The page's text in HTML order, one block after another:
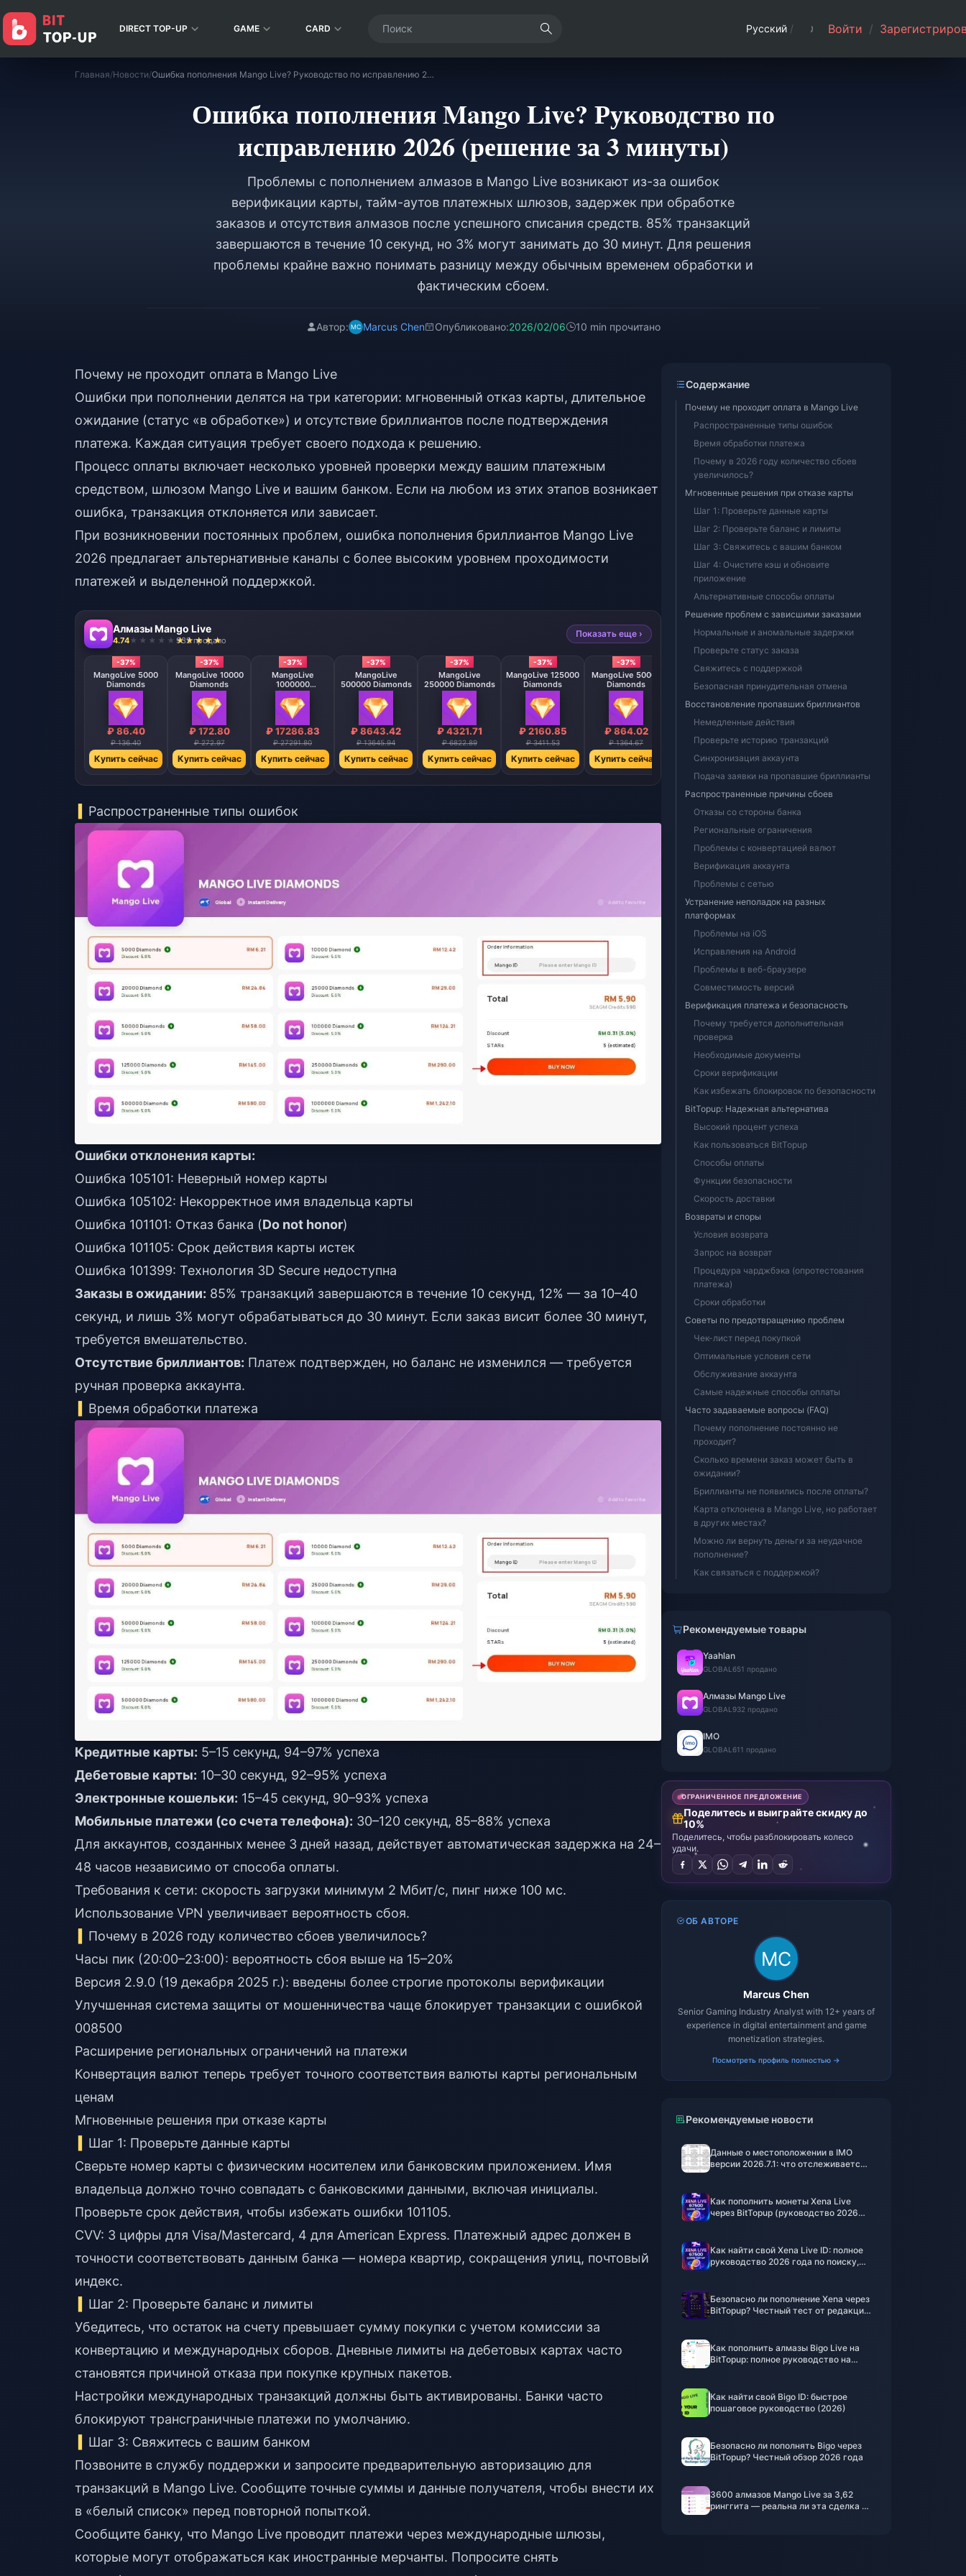
DIRECT TOP-UP GAME CARD Русский / Войти /
Главная/Новости/ Ошибка пополнения Mango Live? Руководство по исправлению 2026 (решение за 3 минуты)
Ошибка пополнения Mango Live? Руководство по
исправлению 2026 (решение за 3 минуты)
Проблемы с пополнением алмазов в Mango Live возникают из-за ошибок
верификации карты, тайм-аутов платежных шлюзов, задержек при обработке
заказов и отсутствия алмазов после успешного списания средств. 85% транзакций
завершаются в течение 10 секунд, но 3% могут занимать до 30 минут. Для решения
проблемы крайне важно понимать разницу между обычным временем обработки и
фактическим сбоем.
Автор: Marcus Chen Опубликовано:2026/02/06 10 min прочитано
Почему не проходит оплата в Mango Live
Ошибки при пополнении делятся на три категории: мгновенный отказ карты, длительное
ожидание (статус «в обработке») и отсутствие бриллиантов после подтверждения
платежа. Каждая ситуация требует своего подхода к решению.
Процесс оплаты включает несколько уровней проверки между вашим платежным
средством, шлюзом Mango Live и вашим банком. Если на любом из этих этапов возникает
ошибка, транзакция отклоняется или зависает.
При возникновении постоянных проблем, ошибка пополнения бриллиантов Mango Live
2026 предлагает альтернативные каналы с более высоким уровнем проходимости
платежей и выделенной поддержкой.
Алмазы Mango Live
4.74 932 продано
Показать еще ›
-37%
MangoLive 5000
Diamonds
₽ 86.40
₽ 136.40
Купить сейчас
-37%
MangoLive 10000
Diamonds
₽ 172.80
₽ 272.97
Купить сейчас
-37%
MangoLive
1000000
Diamonds
₽ 17286.83
₽ 27291.80
Купить сейчас
-37%
MangoLive
500000 Diamonds
₽ 8643.42
₽ 13645.94
Купить сейчас
-37%
MangoLive
250000 Diamonds
₽ 4321.71
₽ 6822.89
Купить сейчас
-37%
MangoLive 125000
Diamonds
₽ 2160.85
₽ 3411.53
Купить сейчас
-37%
MangoLive 50000
Diamonds
₽ 864.02
₽ 1364.67
Купить сейчас
Diamonds
₽ 682.34
Купить сейчас
MangoLive 20000
Diamonds
₽ 545.77
Купить сейчас
Распространенные типы ошибок
Ошибки отклонения карты:
Ошибка 105101: Неверный номер карты
Ошибка 105102: Некорректное имя владельца карты
Ошибка 101101: Отказ банка (Do not honor)
Ошибка 101105: Срок действия карты истек
Ошибка 101399: Технология 3D Secure недоступна
Заказы в ожидании: 85% транзакций завершаются в течение 10 секунд, 12% — за 10–40
секунд, и лишь 3% могут обрабатываться до 30 минут. Если заказ висит более 30 минут,
требуется вмешательство.
Отсутствие бриллиантов: Платеж подтвержден, но баланс не изменился — требуется
ручная проверка аккаунта.
Время обработки платежа
Кредитные карты: 5–15 секунд, 94–97% успеха
Дебетовые карты: 10–30 секунд, 92–95% успеха
Электронные кошельки: 15–45 секунд, 90–93% успеха
Мобильные платежи (со счета телефона): 30–120 секунд, 85–88% успеха
Для аккаунтов, созданных менее 3 дней назад, действует автоматическая задержка на 24–
48 часов независимо от способа оплаты.
Требования к сети: скорость загрузки минимум 2 Мбит/с, пинг ниже 100 мс.
Использование VPN увеличивает вероятность сбоя.
Почему в 2026 году количество сбоев увеличилось?
Часы пик (20:00–23:00): вероятность сбоя выше на 15–20%
Версия 2.9.0 (19 декабря 2025 г.): введены более строгие протоколы верификации
Улучшенная система защиты от мошенничества чаще блокирует транзакции с ошибкой
008500
Расширение региональных ограничений на платежи
Конвертация валют теперь требует точного соответствия валюты карты региональным
ценам
Мгновенные решения при отказе карты
Шаг 1: Проверьте данные карты
Сверьте номер карты с физическим носителем или банковским приложением. Имя
владельца должно точно совпадать с банковскими данными, включая инициалы.
Проверьте срок действия, чтобы избежать ошибки 101105.
CVV: 3 цифры для Visa/Mastercard, 4 для American Express. Платежный адрес должен в
точности соответствовать данным банка — номера квартир, сокращения улиц, почтовый
индекс.
Шаг 2: Проверьте баланс и лимиты
Убедитесь, что остаток на счету превышает сумму покупки с учетом комиссии за
конвертацию и международных сборов. Дневные лимиты на дебетовых картах часто
становятся причиной отказа при покупке крупных пакетов.
Настройки международных транзакций должны быть активированы. Банки часто
блокируют трансграничные платежи по умолчанию.
Шаг 3: Свяжитесь с вашим банком
Позвоните в службу поддержки и запросите предварительную авторизацию для
транзакций в Mango Live. Сообщите точные суммы и данные получателя, чтобы внести их
в «белый список» перед повторной попыткой.
Сообщите банку, что Mango Live проводит платежи через международные шлюзы,
которые могут отображаться как иностранные мерчанты. Попросите снять
Содержание
Почему не проходит оплата в Mango Live
Распространенные типы ошибок
Время обработки платежа
Почему в 2026 году количество сбоев
увеличилось?
Мгновенные решения при отказе карты
Шаг 1: Проверьте данные карты
Шаг 2: Проверьте баланс и лимиты
Шаг 3: Свяжитесь с вашим банком
Шаг 4: Очистите кэш и обновите
приложение
Альтернативные способы оплаты
Решение проблем с зависшими заказами
Нормальные и аномальные задержки
Проверьте статус заказа
Свяжитесь с поддержкой
Безопасная принудительная отмена
Восстановление пропавших бриллиантов
Немедленные действия
Проверьте историю транзакций
Синхронизация аккаунта
Подача заявки на пропавшие бриллианты
Распространенные причины сбоев
Отказы со стороны банка
Региональные ограничения
Проблемы с конвертацией валют
Верификация аккаунта
Проблемы с сетью
Устранение неполадок на разных
платформах
Проблемы на iOS
Исправления на Android
Проблемы в веб-браузере
Совместимость версий
Верификация платежа и безопасность
Почему требуется дополнительная
проверка
Необходимые документы
Сроки верификации
Как избежать блокировок по безопасности
BitTopup: Надежная альтернатива
Высокий процент успеха
Как пользоваться BitTopup
Способы оплаты
Функции безопасности
Скорость доставки
Возвраты и споры
Условия возврата
Запрос на возврат
Процедура чарджбэка (опротестования
платежа)
Сроки обработки
Советы по предотвращению проблем
Чек-лист перед покупкой
Оптимальные условия сети
Обслуживание аккаунта
Самые надежные способы оплаты
Часто задаваемые вопросы (FAQ)
Почему пополнение постоянно не
проходит?
Сколько времени заказ может быть в
ожидании?
Бриллианты не появились после оплаты?
Карта отклонена в Mango Live, но работает
в других местах?
Можно ли вернуть деньги за неудачное
пополнение?
Как связаться с поддержкой?
Рекомендуемые товары
Yaahlan
GLOBAL 651 продано
Алмазы Mango Live
GLOBAL 932 продано
IMO
GLOBAL 611 продано
ОГРАНИЧЕННОЕ ПРЕДЛОЖЕНИЕ
Поделитесь и выиграйте скидку до
10%
Поделитесь, чтобы разблокировать колесо
удачи.
ОБ АВТОРЕ
Marcus Chen
Senior Gaming Industry Analyst with 12+ years of
experience in digital entertainment and game
monetization strategies.
Посмотреть профиль полностью →
Рекомендуемые новости
Данные о местоположении в IMO
версии 2026.7.1: что отслеживается
Как пополнить монеты Xena Live
через BitTopup (руководство 2026
Как найти свой Xena Live ID: полное
руководство 2026 года по поиску,
Безопасно ли пополнение Xena через
BitTopup? Честный тест от редакции
Как пополнить алмазы Bigo Live на
BitTopup: полное руководство на
Как найти свой Bigo ID: быстрое
пошаговое руководство (2026)
Безопасно ли пополнять Bigo через
BitTopup? Честный обзор 2026 года
3600 алмазов Mango Live за 3,62
ринггита — реальна ли эта сделка в